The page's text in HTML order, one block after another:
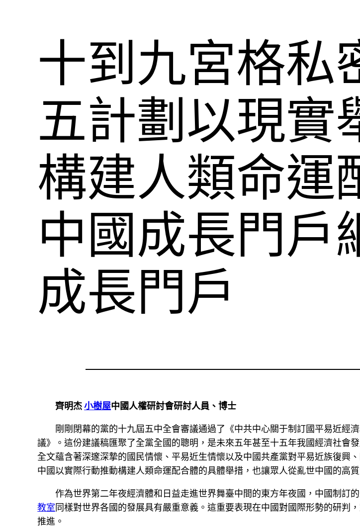
十到九宮格私
五計劃以現實
構建人類命運
中國成長門戶
成長門戶
齊明杰小樹屋中國人權研討會研討人員、博士
剛剛閉幕的黨的十九屆五中全會審議通過了《中共中心關于制訂國平易近經
議》。這份建議稿匯聚了全黨全國的聰明，是未來五年甚至十五年我國經濟社會
全文蘊含著深邃深摯的國民情懷、平易近生情懷以及中國共產黨對平易近族復興
中國以實際行動推動構建人類命運配合體的具體舉措，也讓眾人從亂世中國的高
作為世界第二年夜經濟體和日益走進世界舞臺中間的東方年夜國，中國制訂
教室同樣對世界各國的發展具有嚴重意義。這重要表現在中國對國際形勢的研判
推進。